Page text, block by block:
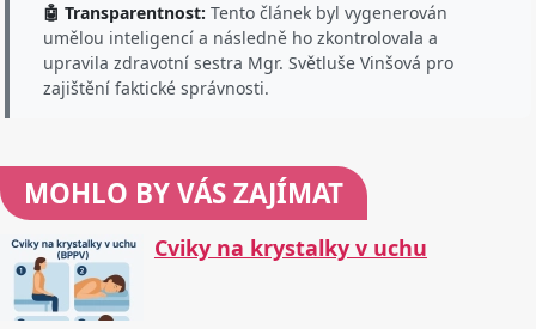
🤖 Transparentnost: Tento článek byl vygenerován
umělou inteligencí a následně ho zkontrolovala a
upravila zdravotní sestra Mgr. Světluše Vinšová pro
zajištění faktické správnosti.
MOHLO BY VÁS ZAJÍMAT
Cviky na krystalky v uchu